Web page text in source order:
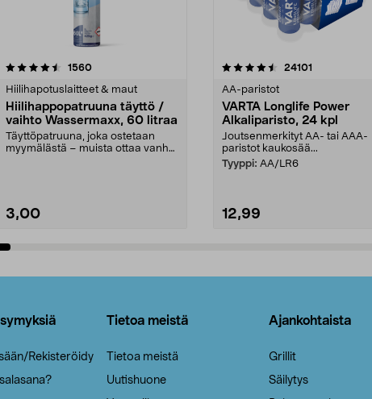
1560arvostelut
Hiilihapotuslaitteet & maut
Hiilihappopatruuna täyttö /
vaihto Wassermaxx, 60 litraa
Täyttöpatruuna, joka ostetaan
myymälästä – muista ottaa vanha
3,00
4.5viidestä
24101
AA-paristot
VARTA Longlife Power
Alkaliparisto, 24 kpl
Joutsenmerkityt AA- tai AAA-
paristot kaukosää...
Tyyppi: AA/LR6
12,99
4.5viidestä
Rekisteröidy
Tietoa meistä
Tietoa meistä
Uutishuone
Ajankohtaista
Grillit
Säilytys